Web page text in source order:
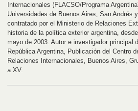
Internacionales (FLACSO/Programa
Universidades de Buenos Aires, San Andrés
contratado por el Ministerio de Relaciones
historia de la política exterior argentina,
mayo de 2003. Autor e investigador principal
República Argentina, Publicación del Centro
Relaciones Internacionales, Buenos Aires,
a XV.